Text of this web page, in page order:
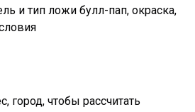
и тип ложи булл-пап, окраска,
город, чтобы рассчитать